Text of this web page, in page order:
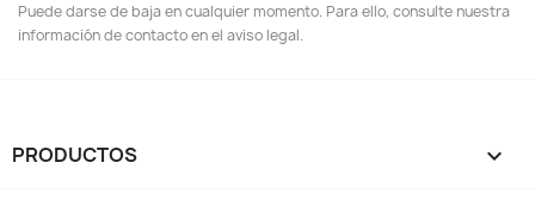
Puede darse de baja en cualquier momento. Para ello, consulte nuestra
información de contacto en el aviso legal.
PRODUCTOS 